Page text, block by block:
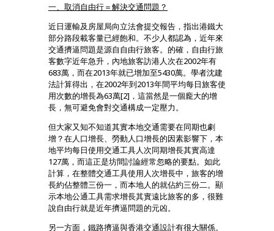
一、取消自由行＝解決交通問題？
近日運輸及房屋局向立法會提交報告，指出港鐵大
部分路段載客量已經飽和。不少人都認為，近年來
交通擠逼問題是源自自由行旅客。的確，自由行旅
客數字近年急升，內地旅客訪港人次在2002年有
683萬，而在2013年就已增加至5430萬。學者沈建
法計算得出，在2002年到2013年間平均每日旅客使
用次數的增長為63萬[2]，這當然是一個龐大的增
長，無可避免會對交通構成一定壓力。
但大家又知不知道其實本地交通需要在同期也劇
增？在人口增長、勞動人口增長的因素影響下，本
地平均每日使用交通工具人次同期增長其實高達
127萬，而這正是坊間討論經常忽略的要點。如此
計算，在整體交通工具使用人次增長中，旅客的增
長約佔整體三份一，而本地人的就佔約三份二。顯
示本地公通工具需求增長其實遠比旅客的多，很難
說自由行就是近年擠逼問題的元凶。
另一方面，鐵路擠逼與香港交通設計有很大關係。